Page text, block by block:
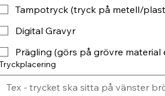
Tampotryck (tryck på metell/
Digital Gravyr
Prägling (görs på grövre material